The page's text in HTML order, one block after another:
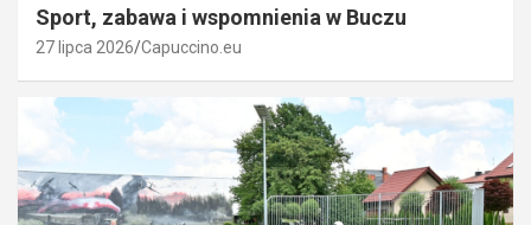
Sport, zabawa i wspomnienia w Buczu
27 lipca 2026 Capuccino.eu